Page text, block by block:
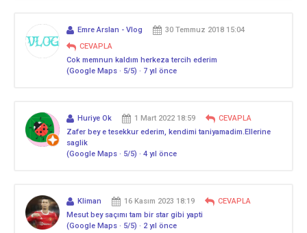
Emre Arslan - Vlog
30 Temmuz 2018 15:04
CEVAPLA
Cok memnun kaldım herkeza tercih ederim
(Google Maps · 5/5) · 7 yıl önce
Huriye Ok 1 Mart 2022 18:59
CEVAPLA
Zafer bey e tesekkur ederim, kendimi taniyamadim.Ellerine
saglik
(Google Maps · 5/5) · 4 yıl önce
Kliman 16 Kasım 2023 18:19
CEVAPLA
Mesut bey saçımı tam bir star gibi yapti
(Google Maps · 5/5) · 2 yıl önce